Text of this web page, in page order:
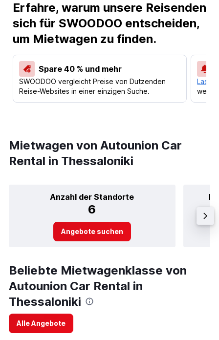
Erfahre, warum unsere Reisenden
sich für SWOODOO entscheiden,
um Mietwagen zu finden.
Spare 40 % und mehr
SWOODOO vergleicht Preise von Dutzenden
Reise-Websites in einer einzigen Suche.
Lass
Mietwagen von Autounion Car
Rental in Thessaloniki
Anzahl der Standorte
6
Angebote suchen
Beliebte Mietwagenklasse von
Autounion Car Rental in
Thessaloniki
Alle Angebote